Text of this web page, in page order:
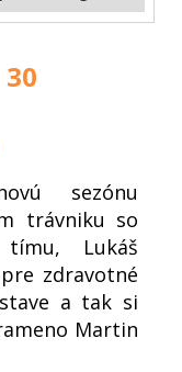
30
sezónu
trávniku so
Lukáš
zdravotné
a tak si
Martin